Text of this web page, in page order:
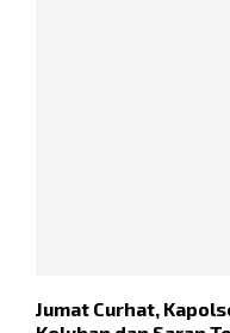
Jumat Curhat,